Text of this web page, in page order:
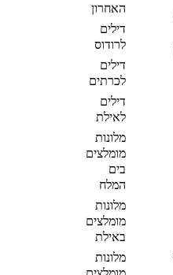
האחרון
דילים
לרודוס
דילים
לכרתים
דילים
לאילת
מלונות
מומלצים
בים
המלח
מלונות
מומלצים
באילת
מלונות